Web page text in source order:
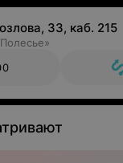
33, каб. 215